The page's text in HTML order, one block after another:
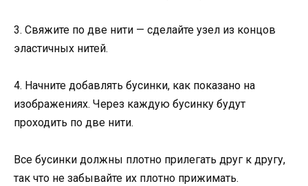
3. Свяжите по две нити — сделайте узел из концов
эластичных нитей.
4. Начните добавлять бусинки, как показано на
изображениях. Через каждую бусинку будут
проходить по две нити.
Все бусинки должны плотно прилегать друг к другу,
так что не забывайте их плотно прижимать.